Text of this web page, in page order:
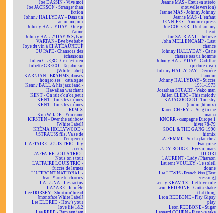
Joe DASSIN - Vive moi
Joe JACKSON - Stranger than
fiction
Johnny HALLYDAY - Dans un
an ou un jour
Johnny HALLYDAY - Que je
t'aime
Johnny HALLYDAY & Sylvie
VARTAN - Bye bye baby
Joye du vin à CHÂTEAUNEUF
DU PAPE - Chansons des
échansons
Julien CLERC - Ce n'est rien
Juliette GRÉCO - Ta jalousie
[White Label]
KARAJAN - BRAHMS, danses
hongroises + catalogue
Kenny BALL & his jazz band -
Hawaiian war chant
KENT - On fait c'qu'on peut
KENT - Tous les mômes
KENT - Tous les mômes
REMIX
Kim WILDE - You came
KIRSTEN - Over the rainbow
[White Label]
KRÉMA HOLLYWOOD -
J.STRAUSS fils, Valse de
l'empereur
L'AFFAIRE LOUIS TRIO - Il y
a ceux
L'AFFAIRE LOUIS TRIO -
Nous on a tout
L'AFFAIRE LOUIS TRIO -
Succès de larmes
L'AFFRONT NATIONAL -
Jean-Marie tu charries
LA LUNA - Les cactus
LAZARE - Infidèle
Lee DORSEY - Shortnin' bread
[monoface White Label]
Lee ELDRED - How's your
love life 1&2
Lee REED - Ram ram jam
Jeanne MAS - Cœur en stéréo
(nouvelle version)
Jeanne MAS - Johnny Johnny
Jeanne MAS - L'enfant
JENNIFER - Amour express
Joe COCKER - Unchain my
heart
Joe SATRIANI - I believe
John MELLENCAMP - Last
chance
Johnny HALLYDAY - Ça ne
change pas un homme
Johnny HALLYDAY - Cadillac
(picture-disc)
Johnny HALLYDAY - Derrière
l'amour
Johnny HALLYDAY - Succès
1961-1973
Jonathan STUART - Wako man
Julien CLERC - This melody
KAJAGOOGOO - Too shy
(midnight mix)
Karen CHERYL - Sing to me
mama
KNORR - campagne Europe 1
hiver 78-79
KOOL & THE GANG 1990
hitmix
LA FEMME - Sur la planche /
Françoise
LADY ROUGE - Eyes of mars
[DIOR]
LAURENT - Lady / Pharaon
Laurent VOULZY - Le soleil
donne
Lee LEWIS - French kiss [Test
Pressing]
Lenny KRAVITZ - Let love rule
Leon REDBONE - Gotta shake
that thing
Leon REDBONE - Play Gipsy
play
Leon REDBONE - Sugar
Leonard COHEN - First we take